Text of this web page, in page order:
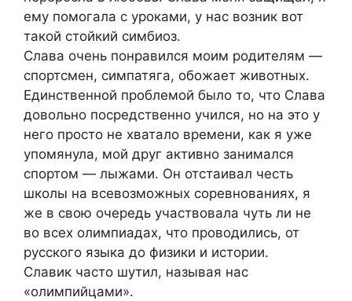
ему помогала с уроками, у нас возник вот
такой стойкий симбиоз.
Слава очень понравился моим родителям —
спортсмен, симпатяга, обожает животных.
Единственной проблемой было то, что Слава
довольно посредственно учился, но на это у
него просто не хватало времени, как я уже
упомянула, мой друг активно занимался
спортом — лыжами. Он отстаивал честь
школы на всевозможных соревнованиях, я
же в свою очередь участвовала чуть ли не
во всех олимпиадах, что проводились, от
русского языка до физики и истории.
Славик часто шутил, называя нас
«олимпийцами».